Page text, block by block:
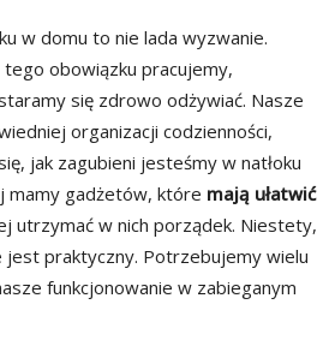
w domu to nie lada wyzwanie.
tego obowiązku pracujemy,
się zdrowo odżywiać. Nasze
organizacji codzienności,
jak zagubieni jesteśmy w natłoku
mamy gadżetów, które mają ułatwić
utrzymać w nich porządek. Niestety,
jest praktyczny. Potrzebujemy wielu
funkcjonowanie w zabieganym